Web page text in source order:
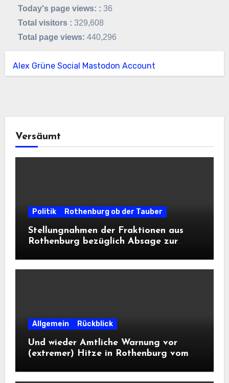
Today's page views: :36
Total visitors :329,608
Total page views:440,296
Alex Grüne Social Mastodon Account
Versäumt
Politik Rothenburg ob der Tauber
Stellungnahmen der Fraktionen aus
Rothenburg bezüglich Absage zur
Allgemein Rückblick
Und wieder Amtliche Warnung vor
(extremer) Hitze in Rothenburg vom